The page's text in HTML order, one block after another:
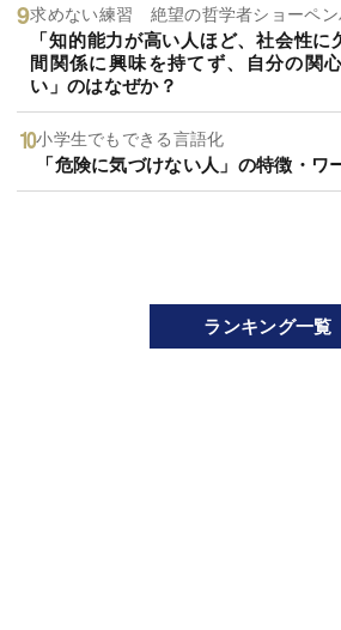
求めない練習 絶望の哲学者ショーペ
「知的能力が高い人ほど、社会性
間関係に興味を持てず、自分の関
い」のはなぜか？
小学生でもできる言語化
「危険に気づけない人」の特徴・ワ
ランキング一覧